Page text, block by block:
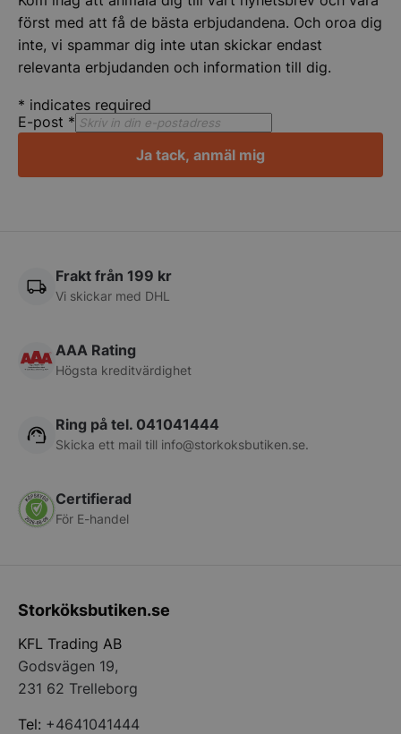
först med att få de bästa erbjudandena. Och oroa dig
inte, vi spammar dig inte utan skickar endast
relevanta erbjudanden och information till dig.
* indicates required
E-post *
Ja tack, anmäl mig
Frakt från 199 kr
Vi skickar med DHL
AAA Rating
Högsta kreditvärdighet
Ring på tel. 041041444
Skicka ett mail till info@storkoksbutiken.se.
Certifierad
För E-handel
Storköksbutiken.se
KFL Trading AB
Godsvägen 19,
231 62 Trelleborg
Tel: +4641041444
Funktioner
Oklassificerade
Strikt nödvändiga kakor tillåter
kärnwebbplatsfunktioner som användarinloggning
och kontohantering. Webbplatsen kan inte
Namn
pys_session_limit
PHPSESSID